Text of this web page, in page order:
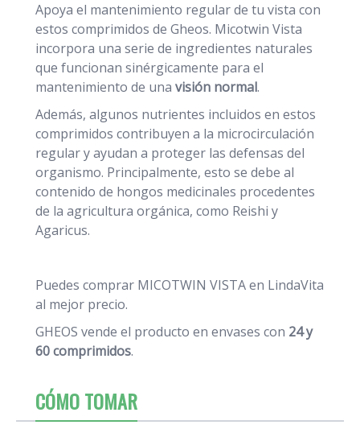
Apoya el mantenimiento regular de tu vista con
estos comprimidos de Gheos. Micotwin Vista
incorpora una serie de ingredientes naturales
que funcionan sinérgicamente para el
mantenimiento de una visión normal.
Además, algunos nutrientes incluidos en estos
comprimidos contribuyen a la microcirculación
regular y ayudan a proteger las defensas del
organismo. Principalmente, esto se debe al
contenido de hongos medicinales procedentes
de la agricultura orgánica, como Reishi y
Agaricus.
Puedes comprar MICOTWIN VISTA en LindaVita
al mejor precio.
GHEOS vende el producto en envases con 24 y
60 comprimidos.
CÓMO TOMAR